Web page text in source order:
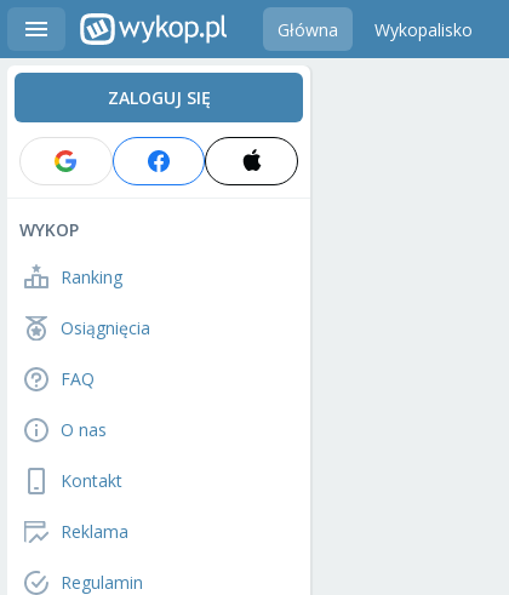
Główna Wykopalisko
ZALOGUJ SIĘ
WYKOP
Ranking
Osiągnięcia
FAQ
O nas
Kontakt
Reklama
Regulamin